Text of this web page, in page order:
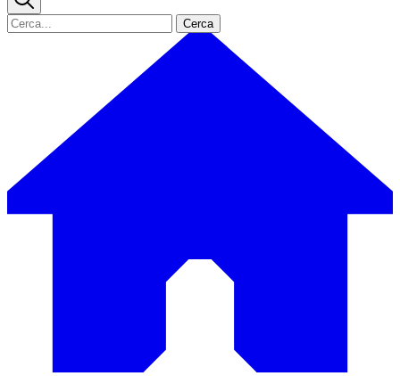
Cerca